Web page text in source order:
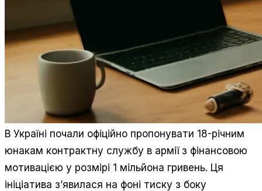
В Україні почали офіційно пропонувати 18-річним
юнакам контрактну службу в армії з фінансовою
мотивацією у розмірі 1 мільйона гривень. Ця
ініціатива з’явилася на фоні тиску з боку